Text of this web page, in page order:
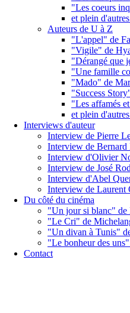
"Les coeurs
et plein
Auteurs de U à Z
"L'appel" de
"Vigile" de
"Dérangé que
"Une famille
"Mado" de
"Success
"Les affamés
et plein
Interviews d'auteur
Interview de Pierre
Interview de
Interview d'Olivier
Interview de José
Interview d'Abel
Interview de Laurent
Du côté du cinéma
"Un jour si blanc" de
"Le Cri" de
"Un divan à Tunis"
"Le bonheur des
Contact